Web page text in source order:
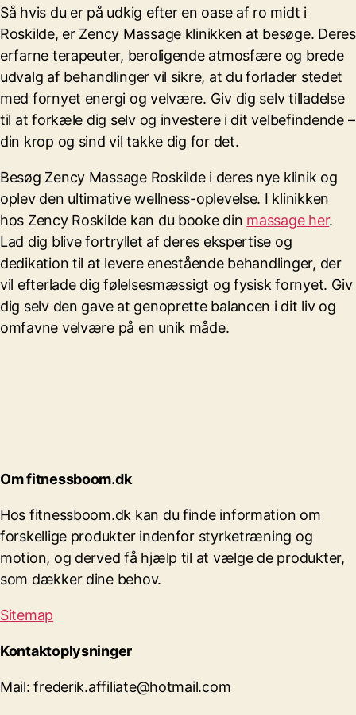
Så hvis du er på udkig efter en oase af ro midt i
Roskilde, er Zency Massage klinikken at besøge. Deres
erfarne terapeuter, beroligende atmosfære og brede
udvalg af behandlinger vil sikre, at du forlader stedet
med fornyet energi og velvære. Giv dig selv tilladelse
til at forkæle dig selv og investere i dit velbefindende –
din krop og sind vil takke dig for det.
Besøg Zency Massage Roskilde i deres nye klinik og
oplev den ultimative wellness-oplevelse. I klinikken
hos Zency Roskilde kan du booke din massage her.
Lad dig blive fortryllet af deres ekspertise og
dedikation til at levere enestående behandlinger, der
vil efterlade dig følelsesmæssigt og fysisk fornyet. Giv
dig selv den gave at genoprette balancen i dit liv og
omfavne velvære på en unik måde.
Om fitnessboom.dk
Hos fitnessboom.dk kan du finde information om
forskellige produkter indenfor styrketræning og
motion, og derved få hjælp til at vælge de produkter,
som dækker dine behov.
Sitemap
Kontaktoplysninger
Mail: frederik.affiliate@hotmail.com